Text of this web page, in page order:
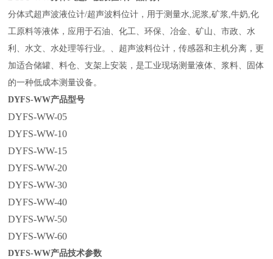
分体式超声波液位计/超声波料位计，用于测量水,泥浆,矿浆,牛奶,化
工原料等液体，应用于石油、化工、环保、冶金、矿山、市政、水
利、水文、水处理等行业。 、超声波料位计，传感器和主机分离，更
加适合储罐、料仓、支架上安装，是工业现场测量液体、浆料、固体
的一种低成本测量设备。
DYFS-WW产品型号
DYFS-WW-05
DYFS-WW-10
DYFS-WW-15
DYFS-WW-20
DYFS-WW-30
DYFS-WW-40
DYFS-WW-50
DYFS-WW-60
DYFS-WW产品技术参数